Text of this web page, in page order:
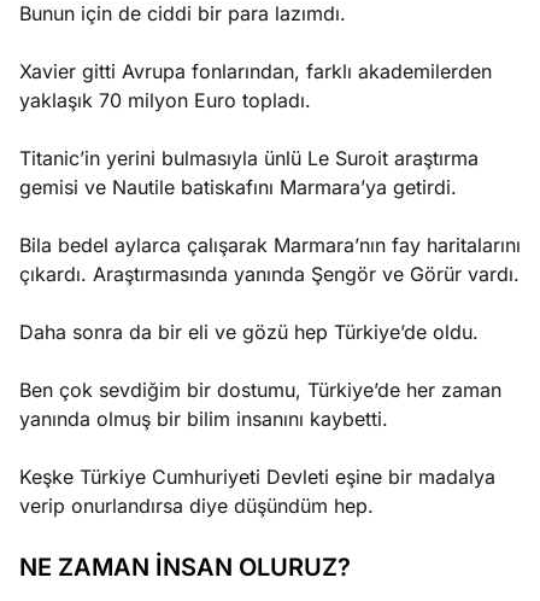
Bunun için de ciddi bir para lazımdı.
Xavier gitti Avrupa fonlarından, farklı akademilerden
yaklaşık 70 milyon Euro topladı.
Titanic’in yerini bulmasıyla ünlü Le Suroit araştırma
gemisi ve Nautile batiskafını Marmara’ya getirdi.
Bila bedel aylarca çalışarak Marmara’nın fay haritalarını
çıkardı. Araştırmasında yanında Şengör ve Görür vardı.
Daha sonra da bir eli ve gözü hep Türkiye’de oldu.
Ben çok sevdiğim bir dostumu, Türkiye’de her zaman
yanında olmuş bir bilim insanını kaybetti.
Keşke Türkiye Cumhuriyeti Devleti eşine bir madalya
verip onurlandırsa diye düşündüm hep.
NE ZAMAN İNSAN OLURUZ?